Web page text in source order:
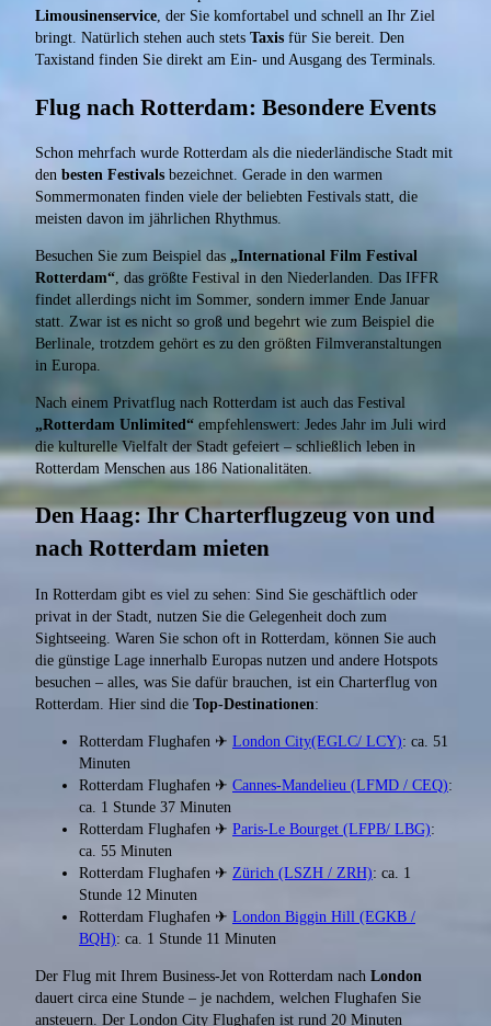
Limousinenservice, der Sie komfortabel und schnell an Ihr Ziel
bringt. Natürlich stehen auch stets Taxis für Sie bereit. Den
Taxistand finden Sie direkt am Ein- und Ausgang des Terminals.
Flug nach Rotterdam: Besondere Events
Schon mehrfach wurde Rotterdam als die niederländische Stadt mit
den besten Festivals bezeichnet. Gerade in den warmen
Sommermonaten finden viele der beliebten Festivals statt, die
meisten davon im jährlichen Rhythmus.
Besuchen Sie zum Beispiel das „International Film Festival
Rotterdam“, das größte Festival in den Niederlanden. Das IFFR
findet allerdings nicht im Sommer, sondern immer Ende Januar
statt. Zwar ist es nicht so groß und begehrt wie zum Beispiel die
Berlinale, trotzdem gehört es zu den größten Filmveranstaltungen
in Europa.
Nach einem Privatflug nach Rotterdam ist auch das Festival
„Rotterdam Unlimited“ empfehlenswert: Jedes Jahr im Juli wird
die kulturelle Vielfalt der Stadt gefeiert – schließlich leben in
Rotterdam Menschen aus 186 Nationalitäten.
Den Haag: Ihr Charterflugzeug von und
nach Rotterdam mieten
In Rotterdam gibt es viel zu sehen: Sind Sie geschäftlich oder
privat in der Stadt, nutzen Sie die Gelegenheit doch zum
Sightseeing. Waren Sie schon oft in Rotterdam, können Sie auch
die günstige Lage innerhalb Europas nutzen und andere Hotspots
besuchen – alles, was Sie dafür brauchen, ist ein Charterflug von
Rotterdam. Hier sind die Top-Destinationen:
Rotterdam Flughafen ✈ London City(EGLC/ LCY): ca. 51
Minuten
Rotterdam Flughafen ✈ Cannes-Mandelieu (LFMD / CEQ):
ca. 1 Stunde 37 Minuten
Rotterdam Flughafen ✈ Paris-Le Bourget (LFPB/ LBG):
ca. 55 Minuten
Rotterdam Flughafen ✈ Zürich (LSZH / ZRH): ca. 1
Stunde 12 Minuten
Rotterdam Flughafen ✈ London Biggin Hill (EGKB /
BQH): ca. 1 Stunde 11 Minuten
Der Flug mit Ihrem Business-Jet von Rotterdam nach London
dauert circa eine Stunde – je nachdem, welchen Flughafen Sie
ansteuern. Der London City Flughafen ist rund 20 Minuten